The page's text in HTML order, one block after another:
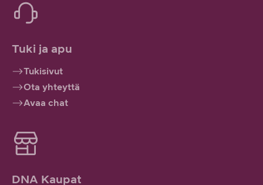
Tuki ja apu
Tukisivut
Ota yhteyttä
Avaa chat
DNA Kaupat